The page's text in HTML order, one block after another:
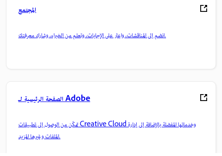
المجتمع
انضم إلى المناقشات، واعثر على الإجابات، وتعلم من الخبراء، وشارك معرفتك.
الصفحة الرئيسية لـ Adobe
تمكّن من الوصول إلى تطبيقات Creative Cloud وخدماتها المفضلة بالإضافة إلى إدارة
الملفات وغيرها المزيد.